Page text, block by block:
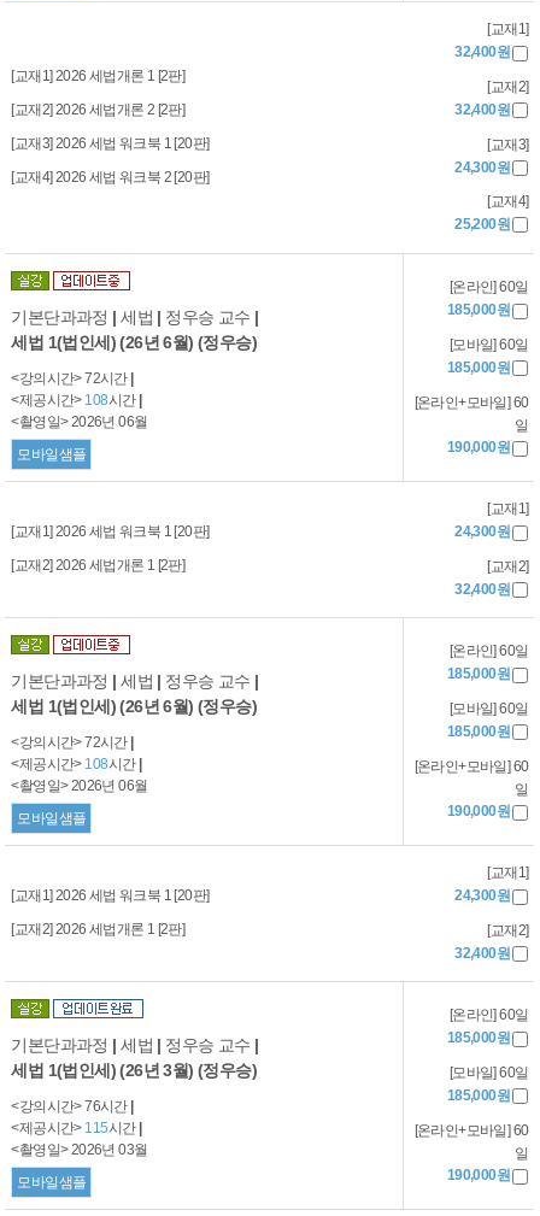
[교재1] 2026 세법개론 1 [2판]
[교재2] 2026 세법개론 2 [2판]
[교재3] 2026 세법 워크북 1 [20판]
[교재4] 2026 세법 워크북 2 [20판]
[교재1]
32,400원
[교재2]
32,400원
[교재3]
24,300원
[교재4]
25,200원
기본단과과정 | 세법 | 정우승 교수 |
세법 1(법인세) (26년 6월) (정우승)
<강의시간> 72시간 |
<제공시간> 108시간 |
<촬영일> 2026년 06월
모바일샘플
[온라인] 60일
185,000원
[모바일] 60일
185,000원
[온라인+모바일] 60
일
190,000원
[교재1] 2026 세법 워크북 1 [20판]
[교재2] 2026 세법개론 1 [2판]
[교재1]
24,300원
[교재2]
32,400원
기본단과과정 | 세법 | 정우승 교수 |
세법 1(법인세) (26년 6월) (정우승)
<강의시간> 72시간 |
<제공시간> 108시간 |
<촬영일> 2026년 06월
모바일샘플
[온라인] 60일
185,000원
[모바일] 60일
185,000원
[온라인+모바일] 60
일
190,000원
[교재1] 2026 세법 워크북 1 [20판]
[교재2] 2026 세법개론 1 [2판]
[교재1]
24,300원
[교재2]
32,400원
기본단과과정 | 세법 | 정우승 교수 |
세법 1(법인세) (26년 3월) (정우승)
<강의시간> 76시간 |
<제공시간> 115시간 |
<촬영일> 2026년 03월
모바일샘플
[온라인] 60일
185,000원
[모바일] 60일
185,000원
[온라인+모바일] 60
일
190,000원